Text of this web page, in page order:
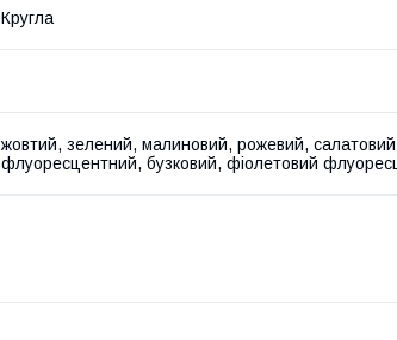
Кругла
жовтий, зелений, малиновий, рожевий,
флуоресцентний, бузковий, фіолетовий